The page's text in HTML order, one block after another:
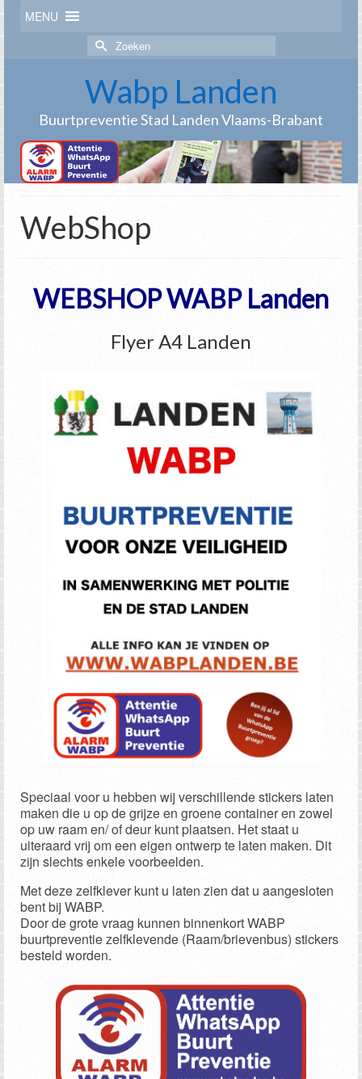
MENU
Zoek
naar:
Wabp Landen
Buurtpreventie Stad Landen Vlaams-Brabant
WebShop
WEBSHOP WABP Landen
Flyer A4 Landen
Speciaal voor u hebben wij verschillende stickers laten
maken die u op de grijze en groene container en zowel
op uw raam en/ of deur kunt plaatsen. Het staat u
uiteraard vrij om een eigen ontwerp te laten maken. Dit
zijn slechts enkele voorbeelden.
Met deze zelfklever kunt u laten zien dat u aangesloten
bent bij WABP.
Door de grote vraag kunnen binnenkort WABP
buurtpreventie zelfklevende (Raam/brievenbus) stickers
besteld worden.